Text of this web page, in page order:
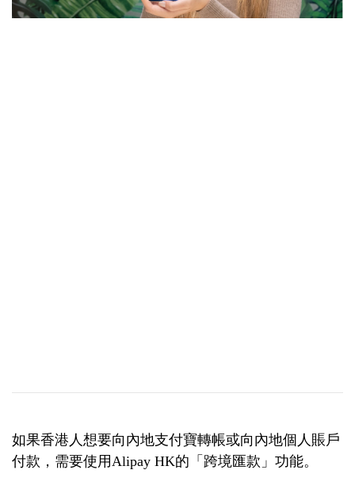
如果香港人想要向內地支付寶轉帳或向內地個人賬戶
付款，需要使用Alipay HK的「跨境匯款」功能。